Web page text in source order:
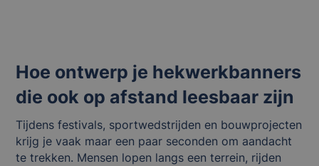
Hoe ontwerp je hekwerkbanners
die ook op afstand leesbaar zijn
Tijdens festivals, sportwedstrijden en bouwprojecten
krijg je vaak maar een paar seconden om aandacht
te trekken. Mensen lopen langs een terrein, rijden